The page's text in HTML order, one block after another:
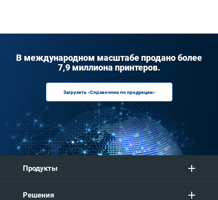
В международном масштабе продано более
7,9 миллиона принтеров.
Загрузить «Справочник по продукции»
Продукты
Решения